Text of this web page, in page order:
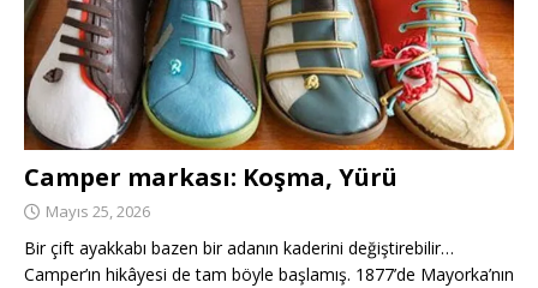
Camper markası: Koşma, Yürü
Mayıs 25, 2026
Bir çift ayakkabı bazen bir adanın kaderini değiştirebilir…
Camper’ın hikâyesi de tam böyle başlamış. 1877’de Mayorka’nın